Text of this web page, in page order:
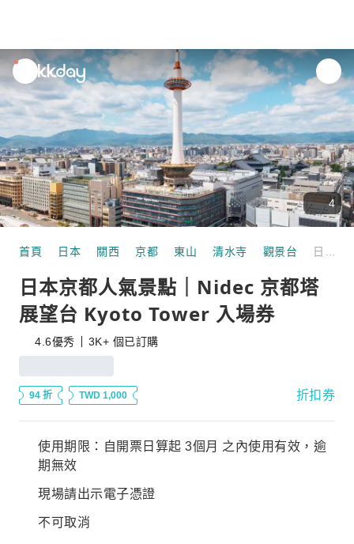
unread
notifications
4
首頁 日本 關西 京都 東山 清水寺 觀景台
日本京都人氣景點｜Nidec 京都塔
展望台 Kyoto Tower 入場券
4.6優秀 3K+ 個已訂購
94 折 TWD 1,000 折扣券
使用期限：自開票日算起 3個月 之內使用有效，逾
期無效
現場請出示電子憑證
不可取消